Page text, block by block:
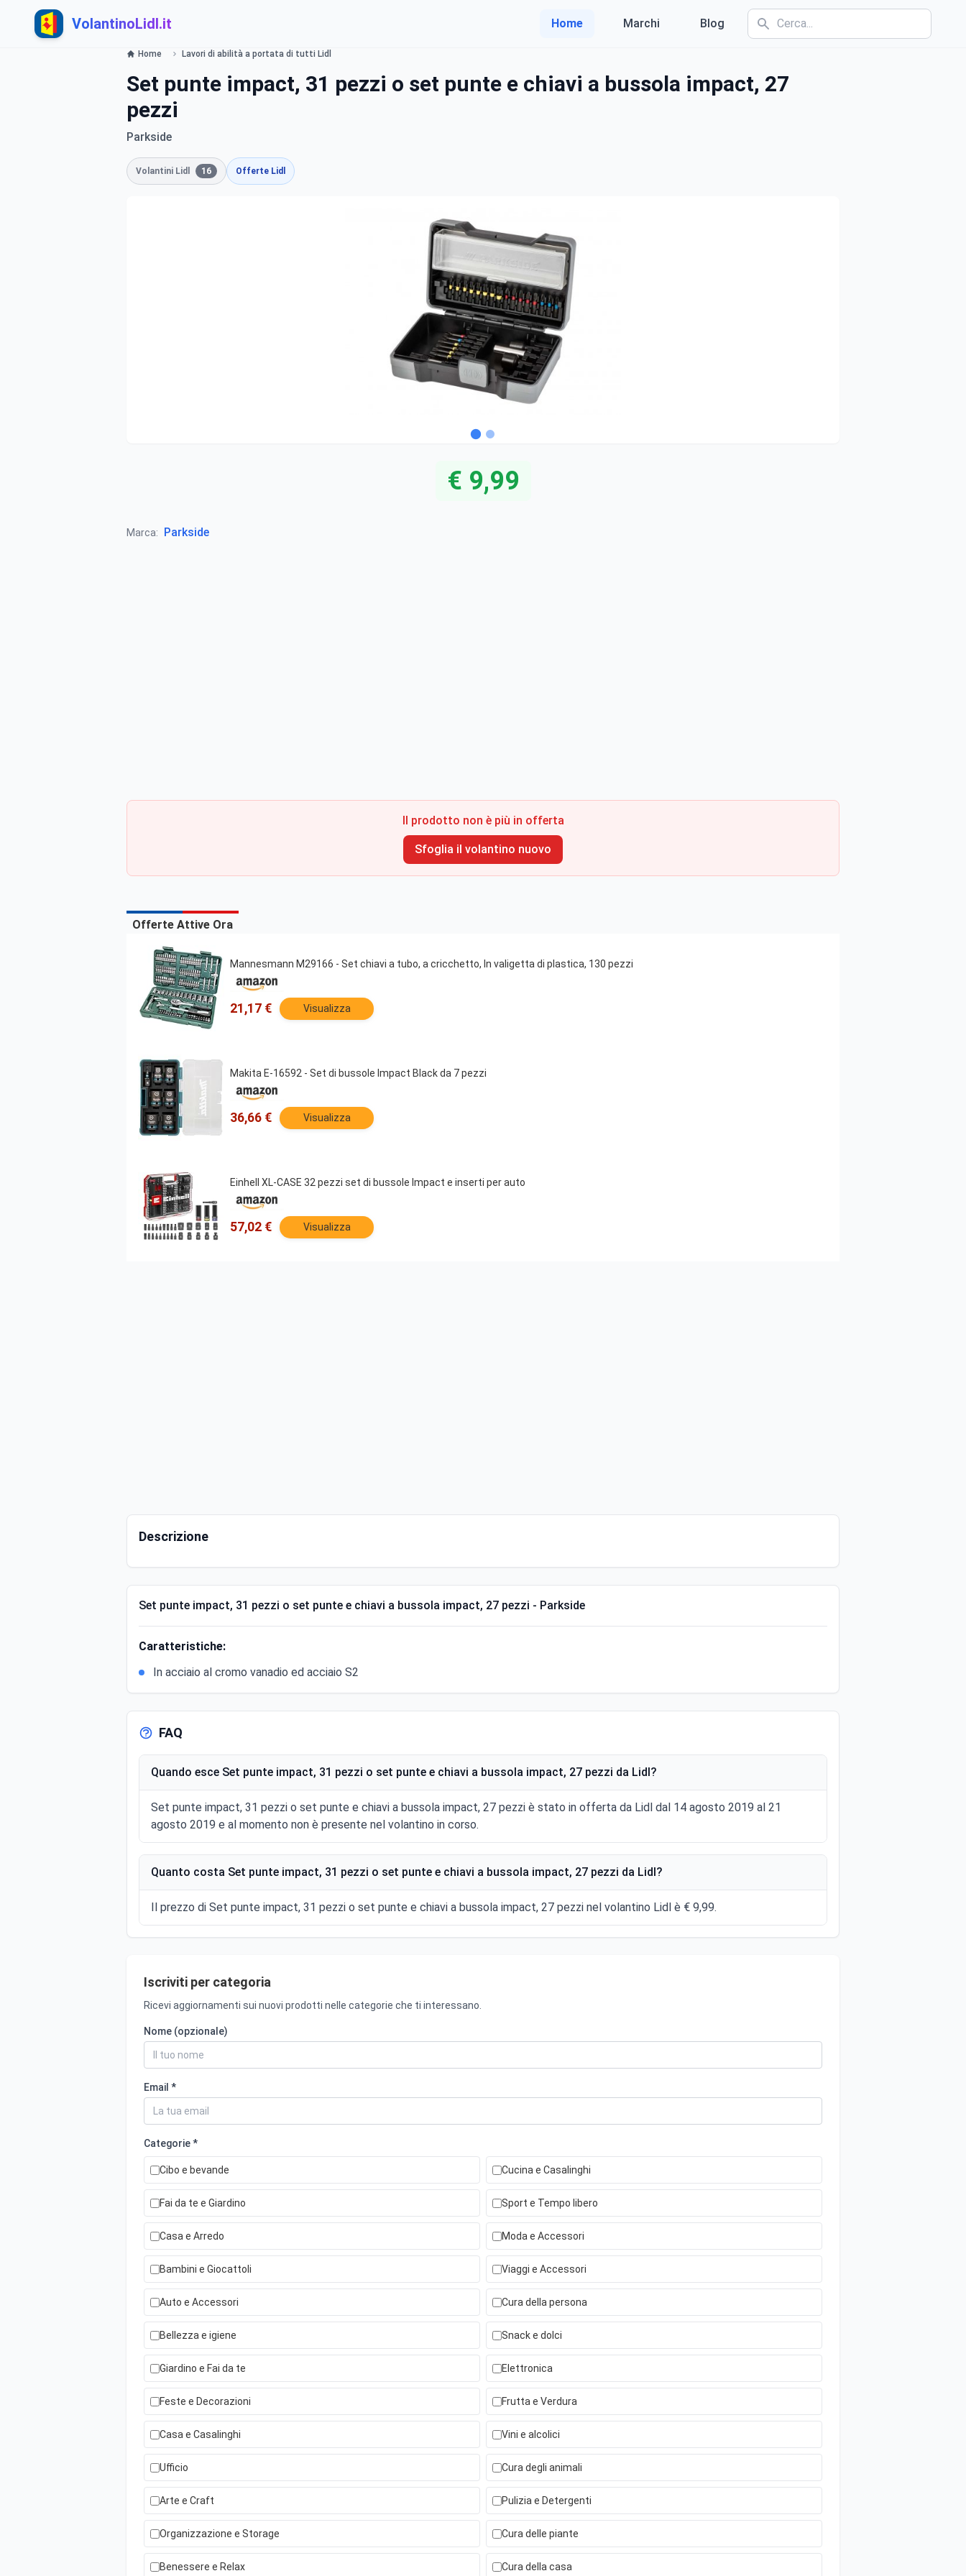
VolantinoLidl.it Home Marchi Blog
Home Lavori di abilità a portata di tutti Lidl
Set punte impact, 31 pezzi o set punte e chiavi a bussola impact, 27
pezzi
Parkside
Volantini Lidl 16 Offerte Lidl
€ 9,99
Marca: Parkside
Il prodotto non è più in offerta
Sfoglia il volantino nuovo
Offerte Attive Ora
Mannesmann M29166 - Set chiavi a tubo, a cricchetto, In valigetta di plastica, 130 pezzi
21,17 € Visualizza
Makita E-16592 - Set di bussole Impact Black da 7 pezzi
36,66 € Visualizza
Einhell XL-CASE 32 pezzi set di bussole Impact e inserti per auto
57,02 € Visualizza
Descrizione
Set punte impact, 31 pezzi o set punte e chiavi a bussola impact, 27 pezzi - Parkside
Caratteristiche:
In acciaio al cromo vanadio ed acciaio S2
FAQ
Quando esce Set punte impact, 31 pezzi o set punte e chiavi a bussola impact, 27 pezzi da Lidl?
Set punte impact, 31 pezzi o set punte e chiavi a bussola impact, 27 pezzi è stato in offerta da Lidl dal 14 agosto 2019 al 21
agosto 2019 e al momento non è presente nel volantino in corso.
Quanto costa Set punte impact, 31 pezzi o set punte e chiavi a bussola impact, 27 pezzi da Lidl?
Il prezzo di Set punte impact, 31 pezzi o set punte e chiavi a bussola impact, 27 pezzi nel volantino Lidl è € 9,99.
Iscriviti per categoria
Ricevi aggiornamenti sui nuovi prodotti nelle categorie che ti interessano.
Nome (opzionale)
Email *
Categorie *
Cibo e bevande Cucina e Casalinghi
Fai da te e Giardino Sport e Tempo libero
Casa e Arredo Moda e Accessori
Bambini e Giocattoli Viaggi e Accessori
Auto e Accessori Cura della persona
Bellezza e igiene Snack e dolci
Giardino e Fai da te Elettronica
Feste e Decorazioni Frutta e Verdura
Casa e Casalinghi Vini e alcolici
Ufficio Cura degli animali
Arte e Craft Pulizia e Detergenti
Organizzazione e Storage Cura delle piante
Benessere e Relax Cura della casa